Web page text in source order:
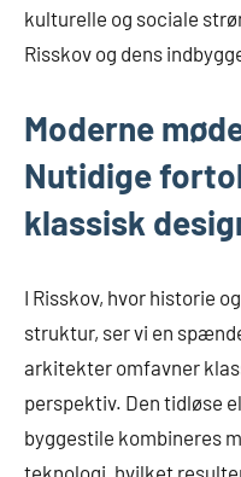
kulturelle og sociale
Risskov og dens
Moderne
Nutidige
klassisk
I Risskov, hvor historie
struktur, ser vi en
arkitekter omfavner
perspektiv. Den tidløse
byggestile kombineres